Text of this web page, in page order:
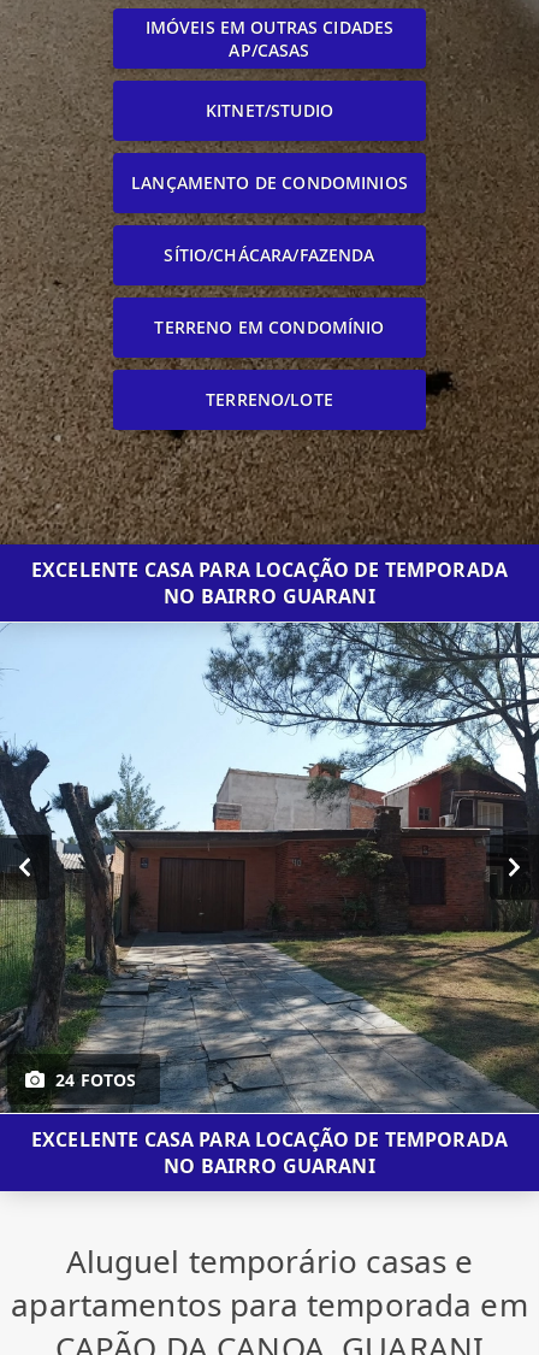
IMÓVEIS EM OUTRAS CIDADES
AP/CASAS
KITNET/STUDIO
LANÇAMENTO DE CONDOMINIOS
SÍTIO/CHÁCARA/FAZENDA
TERRENO EM CONDOMÍNIO
TERRENO/LOTE
EXCELENTE CASA PARA LOCAÇÃO DE TEMPORADA
NO BAIRRO GUARANI
24 FOTOS
EXCELENTE CASA PARA LOCAÇÃO DE TEMPORADA
NO BAIRRO GUARANI
Aluguel temporário casas e
apartamentos para temporada em